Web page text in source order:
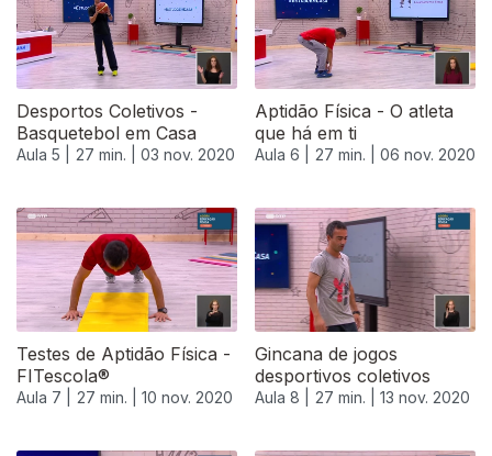
Desportos Coletivos -
Basquetebol em Casa
Aula 5 | 27 min. | 03 nov. 2020
Aptidão Física - O atleta
que há em ti
Aula 6 | 27 min. | 06 nov. 2020
Testes de Aptidão Física -
FITescola®
Aula 7 | 27 min. | 10 nov. 2020
Gincana de jogos
desportivos coletivos
Aula 8 | 27 min. | 13 nov. 2020